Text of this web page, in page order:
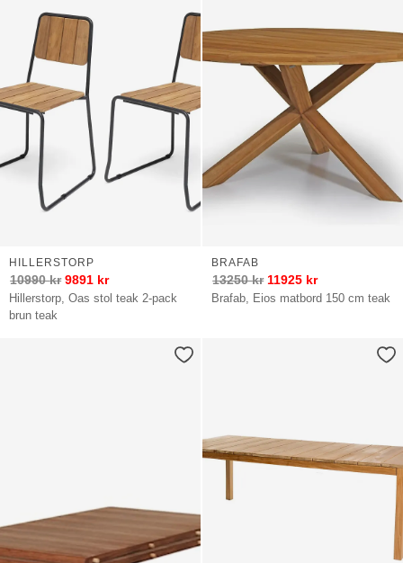
Hillerstorp, Oas stol teak 2-pack
brun teak
HILLERSTORP
10990kr 9891 kr
Brafab, Eios matbord 150 cm teak
BRAFAB
13250kr 11925 kr